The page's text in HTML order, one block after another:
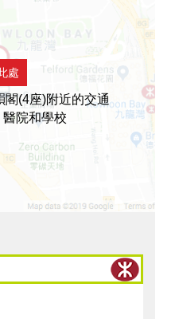
處
(4座)附近的交通
院和學校